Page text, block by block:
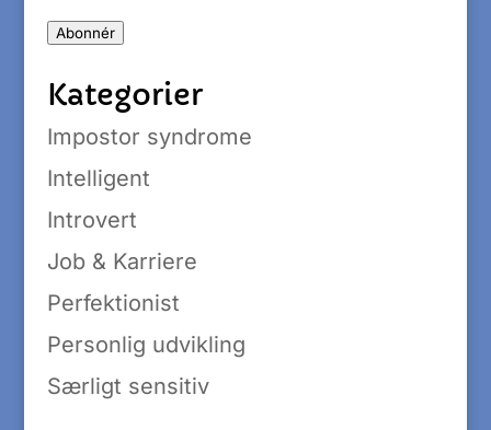
Abonnér
Kategorier
Impostor syndrome
Intelligent
Introvert
Job & Karriere
Perfektionist
Personlig udvikling
Særligt sensitiv